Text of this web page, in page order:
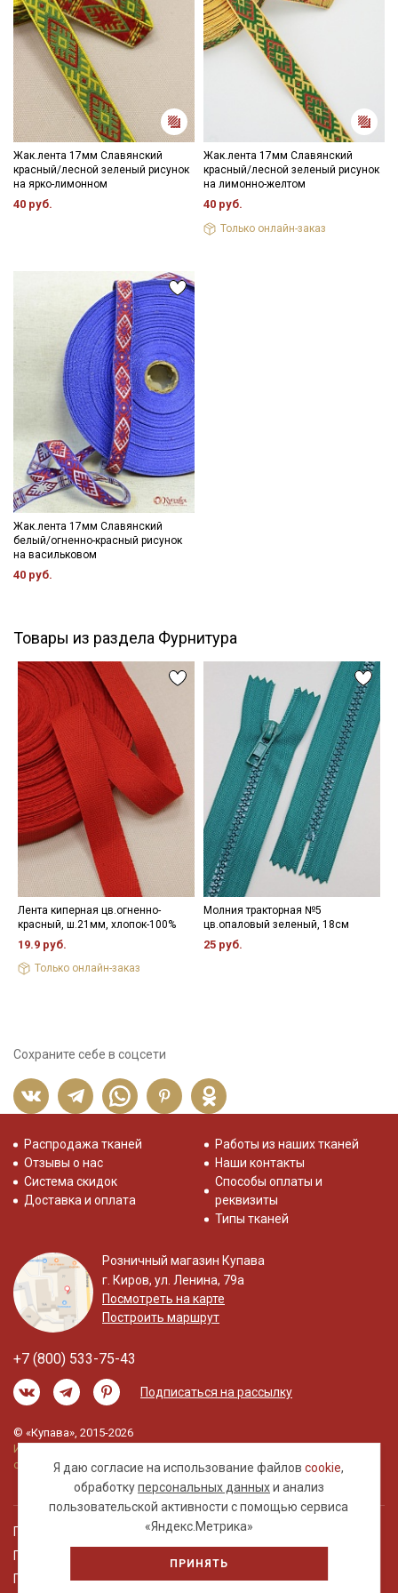
Уход:
- максимальная температура стирки до 40 С, без отжима,
- противопоказано применение отбеливателей.
Цветопередача (тон) может отличаться от оригинального
цвета ткани в зависимости от настроек вашего монитора и в
зависимости от партии.
Жак.лента 17мм Славянский
красный/лесной зеленый рисунок
на ярко-лимонном
40 руб.
Жак.лента 17мм Славянский
красный/лесной зеленый рисунок
на лимонно-желтом
40 руб.
Только онлайн-заказ
Жак.лента 17мм Славянский
белый/огненно-красный рисунок
на васильковом
40 руб.
Товары из раздела Фурнитура
Лента киперная цв.огненно-
красный, ш.21мм, хлопок-100%
19.9 руб.
Только онлайн-заказ
Молния тракторная №5
цв.опаловый зеленый, 18см
25 руб.
Сохраните себе в соцсети
Я даю согласие на использование файловcookie,
обработкуперсональных данныхи анализ
пользовательской активности с помощью сервиса
«Яндекс.Метрика»
ПРИНЯТЬ
Распродажа тканей
Отзывы о нас
Система скидок
Доставка и оплата
Работы из наших тканей
Наши контакты
Способы оплаты и
реквизиты
Типы тканей
Розничный магазин Купава
г. Киров, ул. Ленина, 79а
Посмотреть на карте
Построить маршрут
+7 (800) 533-75-43
Подписаться на рассылку
© «Купава», 2015-2026
Информация на сайте не является публичной
офертой.
Правовая информация
Политика обработки персональных данных
Пользовательское соглашение
Подписаться
Ознакомлен(а) с
Политикой обработки персональных
данных и даюСогласие на обработку персональных
данных
ДаюСогласие на получение рекламных и